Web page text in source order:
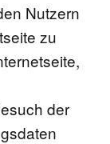
Nutzern
zu
der